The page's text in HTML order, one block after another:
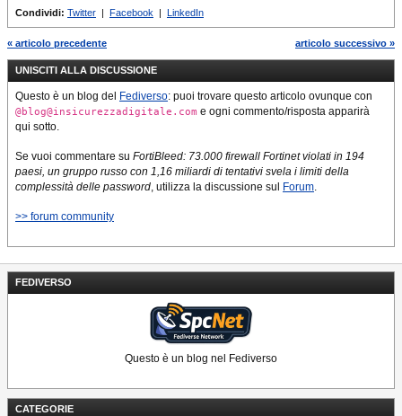
FEDIVERSO
Questo è un blog nel Fediverso
CATEGORIE
Condividi: Twitter Facebook LinkedIn
« articolo precedente articolo successivo »
UNISCITI ALLA DISCUSSIONE
Questo è un blog del Fediverso: puoi trovare questo articolo ovunque con
@blog@insicurezzadigitale.com e ogni commento/risposta apparirà
qui sotto.
Se vuoi commentare su FortiBleed: 73.000 firewall Fortinet violati in 194
paesi, un gruppo russo con 1,16 miliardi di tentativi svela i limiti della
complessità delle password, utilizza la discussione sul Forum.
>> forum community